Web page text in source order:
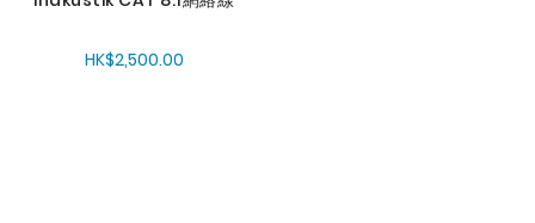
HK$2,500.00